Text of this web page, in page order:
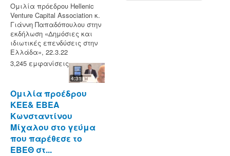
Ομιλία πρόεδρου Hellenic
Venture Capital Association κ.
Γιάννη Παπαδόπουλου στην
εκδήλωση «Δημόσιες και
ιδιωτικές επενδύσεις στην
Ελλάδα», 22.3.22
3,245 εμφανίσεις
4:31
Ομιλία προέδρου
ΚΕΕ& ΕΒΕΑ
Κωνσταντίνου
Μίχαλου στο γεύμα
που παρέθεσε το
ΕΒΕΘ στ...